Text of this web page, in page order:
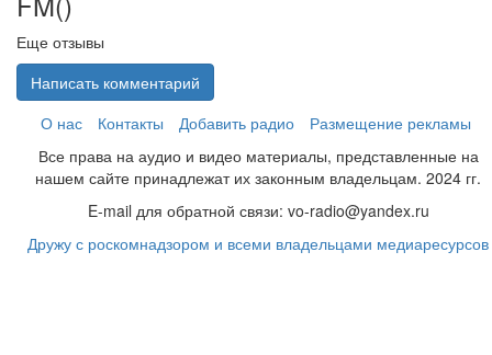
Еще отзывы
Написать комментарий
О нас
Контакты Добавить радио
Размещение рекламы
Все права на аудио и видео материалы, представленные на
нашем сайте принадлежат их законным владельцам. 2024 гг.
E-mail для обратной связи: vo-radio@yandex.ru
Дружу с роскомнадзором и всеми владельцами медиаресурсов